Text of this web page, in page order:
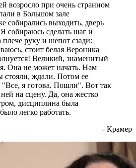
возросло при очень странном
в Большом зале
собирались выходить, дверь
собираюсь сделать шаг и
руку и шепот сзади:
стоит белая Вероника
Великий, знаменитый
Она не может начать. Нам
стояли, ждали. Потом ее
"Все, я готова. Пошли". Вот так
на сцену. Да, она жестко
дисциплина была
легко работать.
- Крамер